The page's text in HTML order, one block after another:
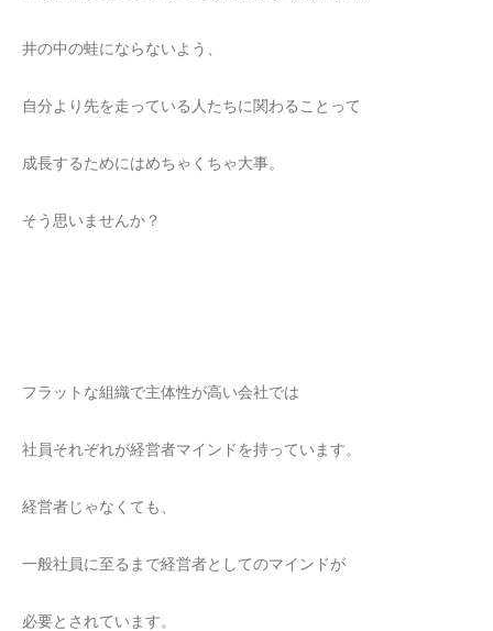
井の中の蛙にならないよう、
自分より先を走っている人たちに関わることって
成長するためにはめちゃくちゃ大事。
そう思いませんか？
フラットな組織で主体性が高い会社では
社員それぞれが経営者マインドを持っています。
経営者じゃなくても、
一般社員に至るまで経営者としてのマインドが
必要とされています。